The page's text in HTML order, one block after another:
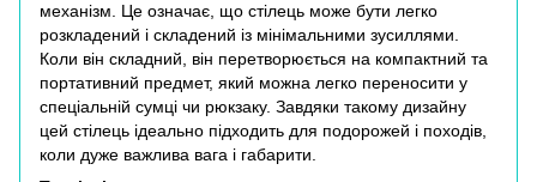
механізм. Це означає, що стілець може бути легко
розкладений і складений із мінімальними зусиллями.
Коли він складний, він перетворюється на компактний та
портативний предмет, який можна легко переносити у
спеціальній сумці чи рюкзаку. Завдяки такому дизайну
цей стілець ідеально підходить для подорожей і походів,
коли дуже важлива вага і габарити.